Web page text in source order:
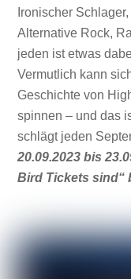
Ironischer
Alternative Rock,
jeden ist etwas
Vermutlich kann
Geschichte von
spinnen – und das
schlägt jeden
20.09.2023 bis
Bird Tickets sind“